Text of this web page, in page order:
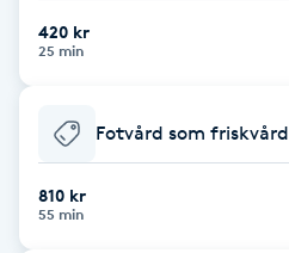
Blowout
Brynfärgning
420 kr
25 min
Fotvård som friskvård
810 kr
55 min